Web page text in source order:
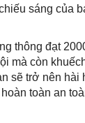
sáng của
thông đạt
mà còn
sẽ trở nên hài
toàn an